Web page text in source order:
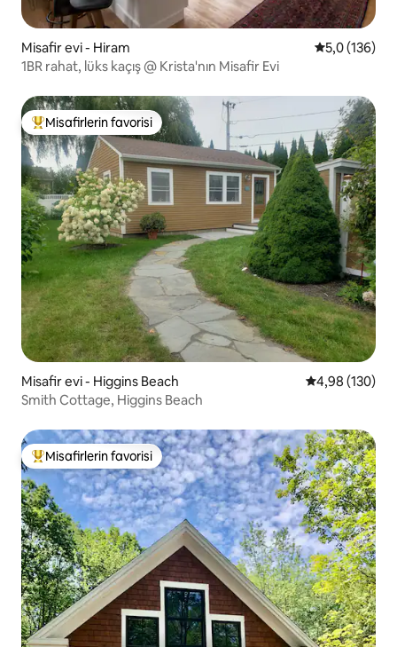
Misafir evi - Hiram 5 üzerinden
5,0 (136)
1BR rahat, lüks kaçış @ Krista'nın Misafir Evi
Misafirlerin favorilerinden en beğenilenler arasında
Misafirlerin favorisi
Misafir evi - Higgins Beach 5 üzerinden
4,98 (130)
Smith Cottage, Higgins Beach
Misafirlerin favorilerinden en beğenilenler arasında
Misafirlerin favorisi